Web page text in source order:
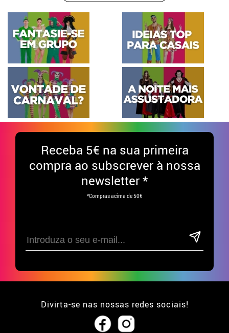
Receba 5€ na sua primeira
compra ao subscrever à nossa
newsletter *
*Compras acima de 50€
Divirta-se nas nossas redes sociais!